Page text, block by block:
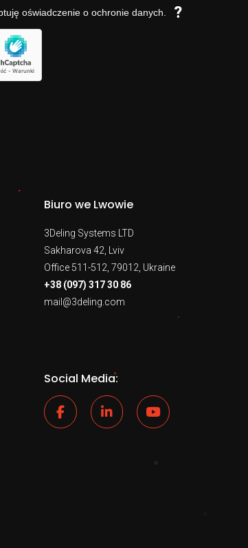
oświadczenie o ochronie danych. ?
Biuro we Lwowie
3Deling Systems LTD
Sakharova 42, Lviv
Office 511-512, 79012, Ukraine
+38 (097) 317 30 86
mail@3deling.com
Social Media: